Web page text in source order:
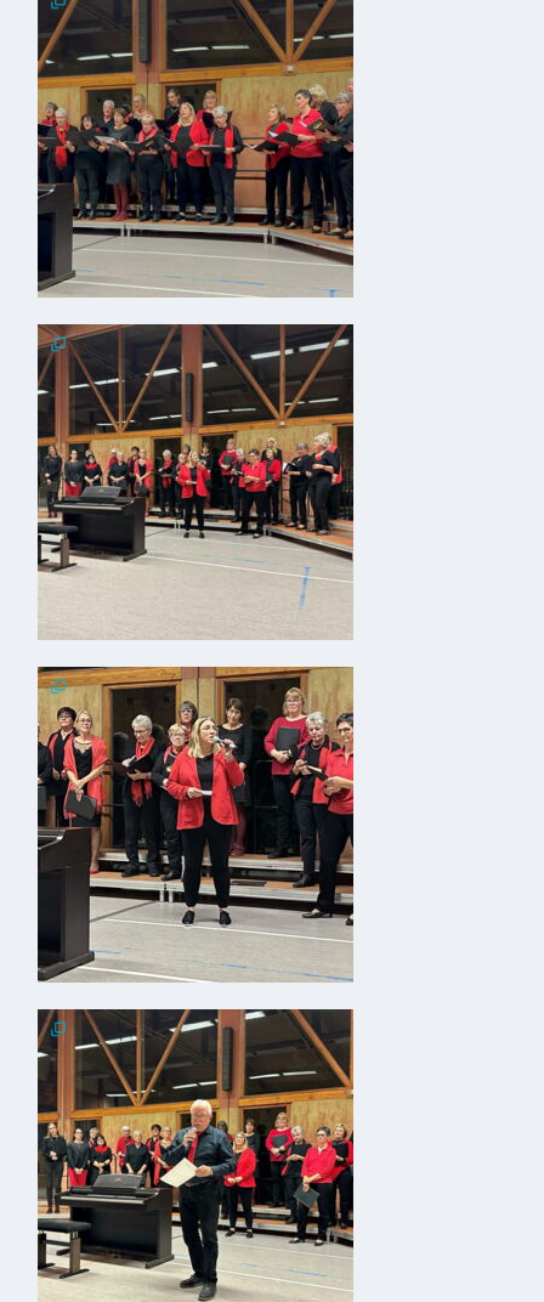
und
Caterer
Unterkünfte
Ferienwohnungen
Wohnmobilstellplatz
Dienstleister
Handel &
Handwerk
Dienstleister
Vereine &
Institutionen
Kindergarten
Infos
Elternausschuss